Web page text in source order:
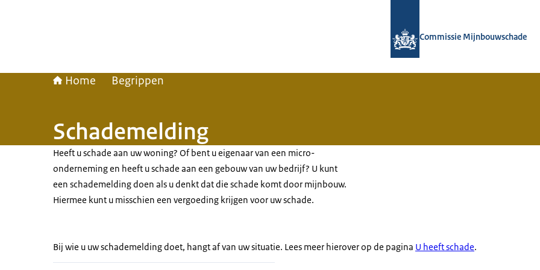
Commissie Mijnbouwschade
Home Begrippen
Schademelding
Heeft u schade aan uw woning? Of bent u eigenaar van een micro-
onderneming en heeft u schade aan een gebouw van uw bedrijf? U kunt
een schademelding doen als u denkt dat die schade komt door mijnbouw.
Hiermee kunt u misschien een vergoeding krijgen voor uw schade.
Bij wie u uw schademelding doet, hangt af van uw situatie. Lees meer hierover op de pagina U heeft schade.